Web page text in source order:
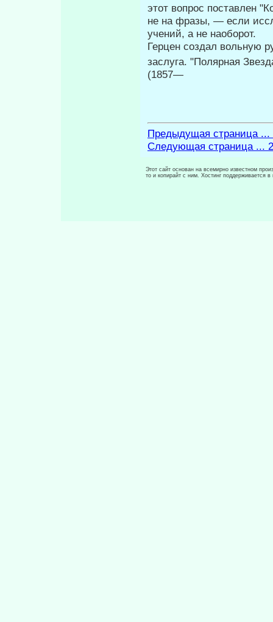
этот вопрос поставлен
не на фразы, — если
учений, а не наоборот.
Герцен создал вольную
заслуга. "Полярная
(1857—
Предыдущая страница ...
Следующая страница ...
Этот сайт основан на всемирно известном
то и копирайт с ним. Хостинг поддерживается